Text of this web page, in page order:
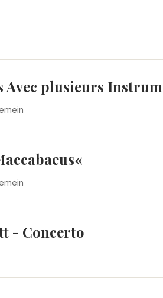
Avec plusieurs
- Concerto